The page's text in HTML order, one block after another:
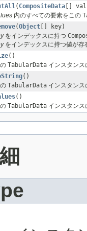
( CompositeData []
内のすべての要素をこの
(Object [] key)
をインデックスに持つ
をインデックスに持つ値が存
()
TabularData インスタン
()
TabularData インスタン
()
TabularData インスタン